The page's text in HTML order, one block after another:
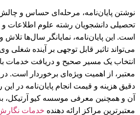
نوشتن پایان‌نامه، مرحله‌ای حساس و
تحصیلی دانشجویان رشته علوم اطلاعات
است. این پایان‌نامه، نمایانگر سال‌ها
می‌تواند تاثیر قابل توجهی بر آینده شغلی
انتخاب یک مسیر صحیح و دریافت خدمات
معتبر، از اهمیت ویژه‌ای برخوردار است.
دقیق هزینه و قیمت انجام پایان‌نامه در
آن و همچنین معرفی موسسه کیو آرتیکل،
معتبرترین مراکز ارائه دهنده خدمات نگارش